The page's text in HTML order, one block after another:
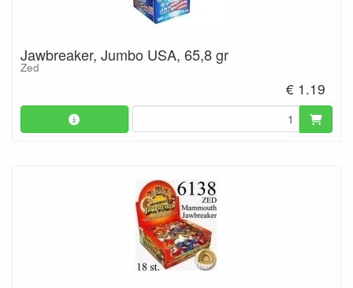
Jawbreaker, Jumbo USA, 65,8 gr
Zed
€ 1.19